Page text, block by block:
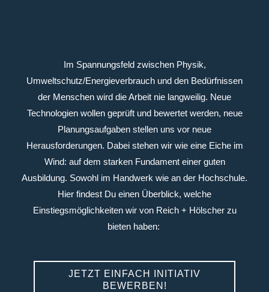
Im Spannungsfeld zwischen Physik,
Umweltschutz/Energieverbrauch und den Bedürfnissen
der Menschen wird die Arbeit nie langweilig. Neue
Technologien wollen geprüft und bewertet werden, neue
Planungsaufgaben stellen uns vor neue
Herausforderungen. Dabei stehen wir wie eine Eiche im
Wind: auf dem starken Fundament einer guten
Ausbildung. Sowohl im Handwerk wie an der Hochschule.
Hier findest Du einen Überblick, welche
Einstiegsmöglichkeiten wir von Reich + Hölscher zu
bieten haben:
JETZT EINFACH INITIATIV
BEWERBEN!